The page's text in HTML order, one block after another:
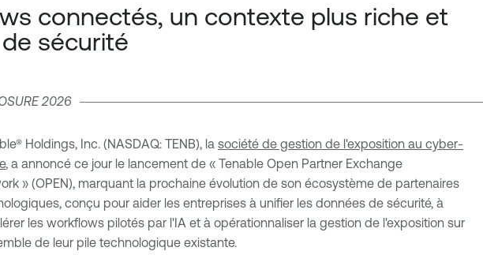
connectés, un contexte plus riche et
sécurité
2026
Holdings, Inc. (NASDAQ: TENB), la société de gestion de l'exposition au cyber-
, a annoncé ce jour le lancement de « Tenable Open Partner Exchange
» (OPEN), marquant la prochaine évolution de son écosystème de partenaires
conçu pour aider les entreprises à unifier les données de sécurité, à
les workflows pilotés par l'IA et à opérationnaliser la gestion de l'exposition sur
de leur pile technologique existante.